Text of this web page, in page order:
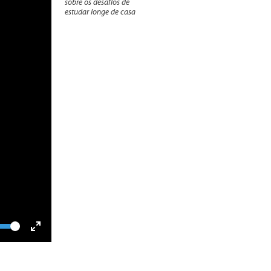
sobre os desafios de
estudar longe de casa